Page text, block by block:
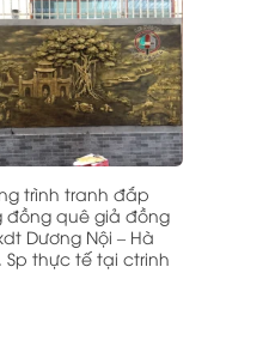
trình tranh đắp
đồng quê giả đồng
Dương Nội – Hà
Sp thực tế tại ctrinh